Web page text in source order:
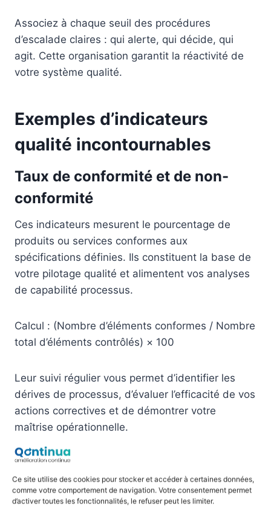
Ce site utilise des cookies pour stocker et accéder à certaines données,
comme votre comportement de navigation. Votre consentement permet
d’activer toutes les fonctionnalités, le refuser peut les limiter.
Associez à chaque seuil des procédures
d’escalade claires : qui alerte, qui décide, qui
agit. Cette organisation garantit la réactivité de
votre système qualité.
Exemples d’indicateurs
qualité incontournables
Taux de conformité et de non-
conformité
Ces indicateurs mesurent le pourcentage de
produits ou services conformes aux
spécifications définies. Ils constituent la base de
votre pilotage qualité et alimentent vos analyses
de capabilité processus.
Calcul : (Nombre d’éléments conformes / Nombre
total d’éléments contrôlés) × 100
Leur suivi régulier vous permet d’identifier les
dérives de processus, d’évaluer l’efficacité de vos
actions correctives et de démontrer votre
maîtrise opérationnelle.
Délais de traitement des non-
conformités